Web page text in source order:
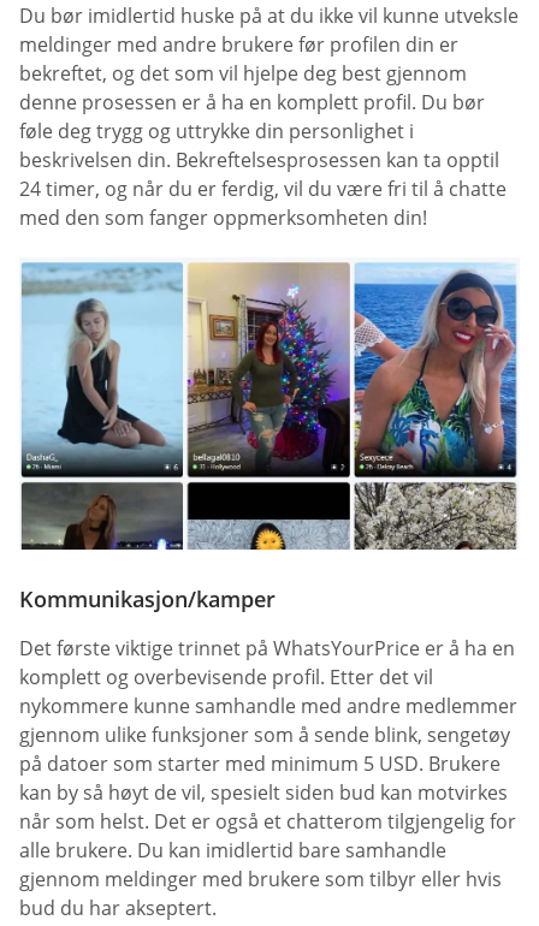
Du bør imidlertid huske på at du ikke vil kunne utveksle
meldinger med andre brukere før profilen din er
bekreftet, og det som vil hjelpe deg best gjennom
denne prosessen er å ha en komplett profil. Du bør
føle deg trygg og uttrykke din personlighet i
beskrivelsen din. Bekreftelsesprosessen kan ta opptil
24 timer, og når du er ferdig, vil du være fri til å chatte
med den som fanger oppmerksomheten din!
Kommunikasjon/kamper
Det første viktige trinnet på WhatsYourPrice er å ha en
komplett og overbevisende profil. Etter det vil
nykommere kunne samhandle med andre medlemmer
gjennom ulike funksjoner som å sende blink, sengetøy
på datoer som starter med minimum 5 USD. Brukere
kan by så høyt de vil, spesielt siden bud kan motvirkes
når som helst. Det er også et chatterom tilgjengelig for
alle brukere. Du kan imidlertid bare samhandle
gjennom meldinger med brukere som tilbyr eller hvis
bud du har akseptert.